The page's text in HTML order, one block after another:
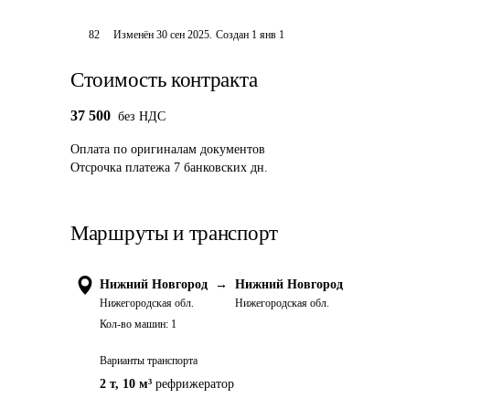
82 Изменён30 сен 2025. Создан 1 янв 1
Стоимость контракта
37 500 без НДС
Оплата по оригиналам документов
Отсрочка платежа 7 банковских дн.
Маршруты и транспорт
Нижний Новгород →
Нижегородская обл.
Нижний Новгород
Нижегородская обл.
Кол-во машин: 1
Варианты транспорта
2 т, 10 м³ рефрижератор